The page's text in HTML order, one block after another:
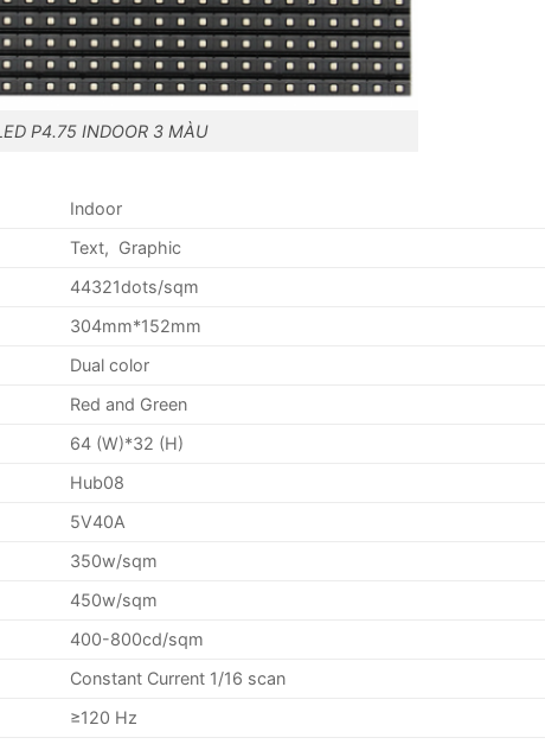
P4.75 INDOOR 3 MÀU
Indoor
Text, Graphic
44321dots/sqm
304mm*152mm
Dual color
Red and Green
64 (W)*32 (H)
Hub08
5V40A
350w/sqm
450w/sqm
400-800cd/sqm
Constant Current 1/16 scan
≥120 Hz